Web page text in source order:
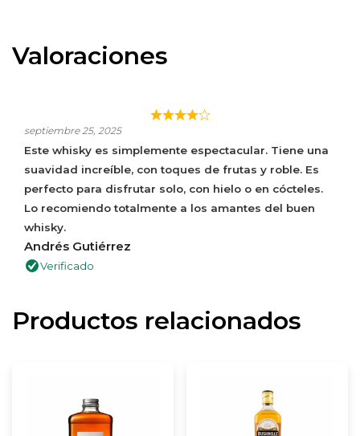
Valoraciones
"WHISKY SUAVE Y ESPECTACULAR
septiembre 25, 2025
Este whisky es simplemente espectacular. Tiene una
suavidad increíble, con toques de frutas y roble. Es
perfecto para disfrutar solo, con hielo o en cócteles.
Lo recomiendo totalmente a los amantes del buen
whisky.
Andrés Gutiérrez
Verificado
Productos relacionados